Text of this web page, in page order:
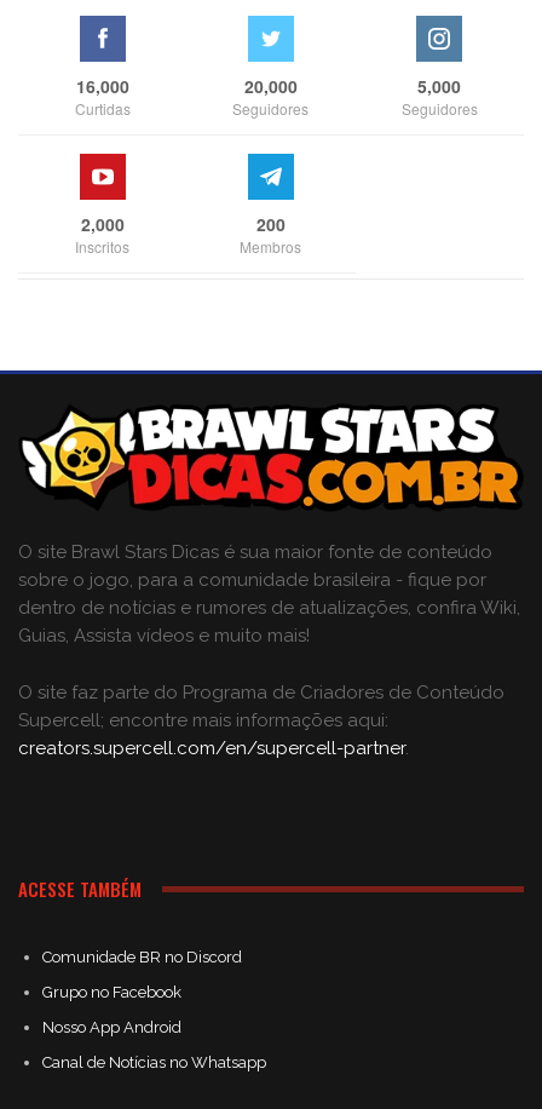
16,000
Curtidas
20,000
Seguidores
5,000
Seguidores
2,000
Inscritos
200
Membros
O site Brawl Stars Dicas é sua maior fonte de conteúdo
sobre o jogo, para a comunidade brasileira - fique por
dentro de notícias e rumores de atualizações, confira Wiki,
Guias, Assista vídeos e muito mais!
O site faz parte do Programa de Criadores de Conteúdo
Supercell; encontre mais informações aqui:
creators.supercell.com/en/supercell-partner.
ACESSE TAMBÉM
Comunidade BR no Discord
Grupo no Facebook
Nosso App Android
Canal de Notícias no Whatsapp